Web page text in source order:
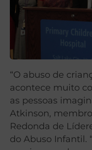
“O abuso de
acontece muito
as pessoas
Atkinson,
Redonda de
do Abuso Infantil.